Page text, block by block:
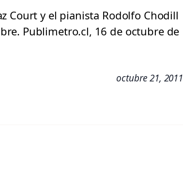
Court y el pianista Rodolfo Chodill
Publimetro.cl, 16 de octubre de
octubre 21, 2011